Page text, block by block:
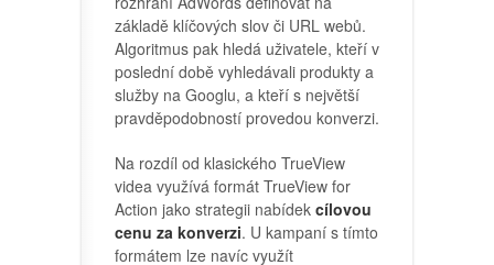
základě klíčových slov či URL webů.
Algoritmus pak hledá uživatele, kteří v
poslední době vyhledávali produkty a
služby na Googlu, a kteří s největší
pravděpodobností provedou konverzi.
Na rozdíl od klasického TrueView
videa využívá formát TrueView for
Action jako strategii nabídek cílovou
cenu za konverzi. U kampaní s tímto
formátem lze navíc využít